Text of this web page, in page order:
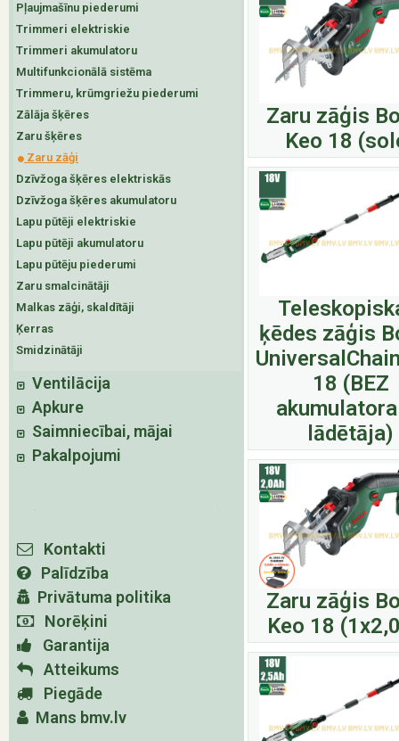
Pļaujmašīnu piederumi
Trimmeri elektriskie
Trimmeri akumulatoru
Multifunkcionālā sistēma
Trimmeru, krūmgriežu piederumi
Zālāja šķēres
Zaru šķēres
Zaru zāģi
Dzīvžoga šķēres elektriskās
Dzīvžoga šķēres akumulatoru
Lapu pūtēji elektriskie
Lapu pūtēji akumulatoru
Lapu pūtēju piederumi
Zaru smalcinātāji
Malkas zāģi, skaldītāji
Ķerras
Smidzinātāji
Ventilācija
Apkure
Saimniecībai, mājai
Pakalpojumi
Kontakti
Palīdzība
Privātuma politika
Norēķini
Garantija
Atteikums
Piegāde
Mans bmv.lv
Zaru zāģis
Keo 18
ķēdes zāģis
18 (BEZ
lādētāja)
Zaru zāģis
Keo 18